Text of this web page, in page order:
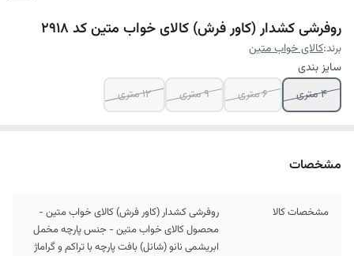
روفرشی کشدار (کاور فرش) کالای خواب متین کد 2918
برند:کالای خواب متین
سایز بندی
4 متری
6 متری 9 متری 12 متری
مشخصات
مشخصات کالا
روفرشی کشدار (کاور فرش) کالای خواب متین -
محصول کالای خواب متین - جنس پارچه مخمل
ابریشمی نانو (شانل) بافت پارچه با تراکم و گراماژ